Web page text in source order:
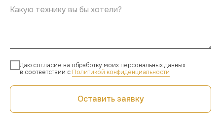
Даю согласие на обработку моих персональных данных
в соответствии с Политикой конфиденциальности
Оставить заявку